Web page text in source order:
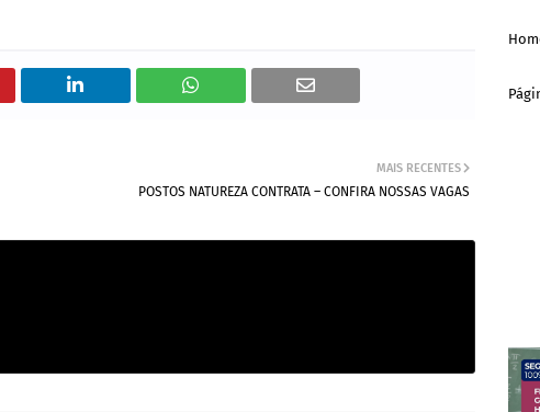
MAIS RECENTES
POSTOS NATUREZA CONTRATA – CONFIRA NOSSAS VAGAS